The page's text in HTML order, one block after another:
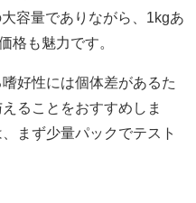
容量でありながら、1kgあ
格も魅力です。
好性には個体差があるた
ることをおすすめしま
まず少量パックでテスト